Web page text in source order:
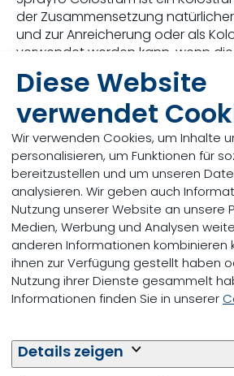
Diese Website
verwendet
Wir verwenden Cookies, um Inhalte
personalisieren, um Funktionen für
bereitzustellen und um unseren
analysieren. Wir geben auch
Nutzung unserer Website an unsere
Medien, Werbung und Analysen
anderen Informationen kombinieren
ihnen zur Verfügung gestellt haben
Nutzung ihrer Dienste gesammelt
Informationen finden Sie in unserer
Details zeigen
der Zusammensetzung
und zur Anreicherung oder als
verwendet werden kann, wenn
Kuh von unzureichender Qualität ist.
Sprayfo Colostrum enthält
IgG, das als wichtigster
Kälber gilt. In warmem
immer 50 g Antikörper /
Das Produkt ist ein einfach
gefriergetrocknetes
Kälbern ausgezeichnet
Es enthält eine Anleitungl,
Strategie zum Ersetzen
Kuhkolostrums zu